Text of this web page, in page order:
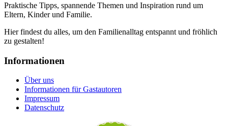
Praktische Tipps, spannende Themen und Inspiration rund um
Eltern, Kinder und Familie.
Hier findest du alles, um den Familienalltag entspannt und fröhlich
zu gestalten!
Informationen
Über uns
Informationen für Gastautoren
Impressum
Datenschutz